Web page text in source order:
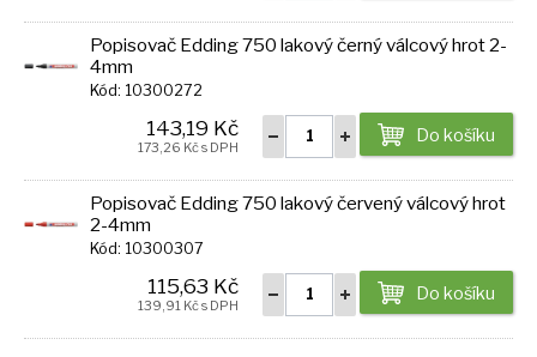
Popisovač Edding 750 lakový černý válcový hrot 2-
4mm
Kód: 10300272
Do košíku
143,19 Kč
173,26 Kč s DPH
Popisovač Edding 750 lakový červený válcový hrot
2-4mm
Kód: 10300307
Do košíku
115,63 Kč
139,91 Kč s DPH